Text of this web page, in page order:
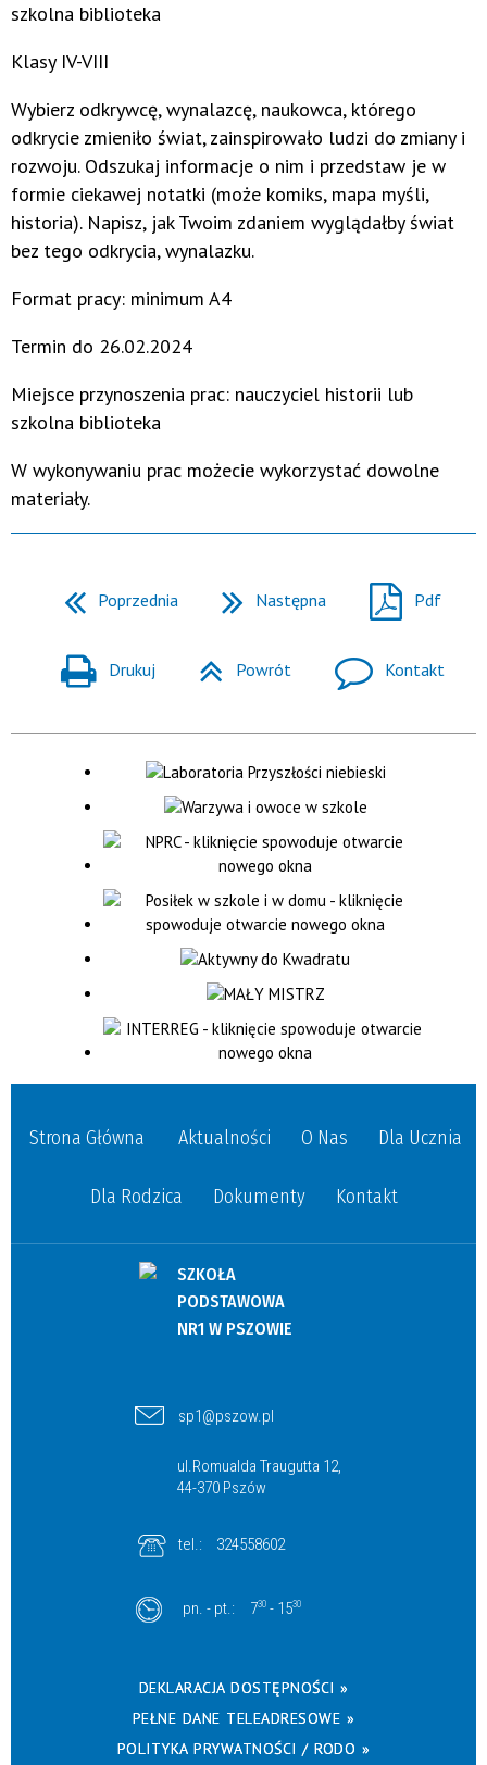
szkolna biblioteka
Klasy IV-VIII
Wybierz odkrywcę, wynalazcę, naukowca, którego
odkrycie zmieniło świat, zainspirowało ludzi do zmiany i
rozwoju. Odszukaj informacje o nim i przedstaw je w
formie ciekawej notatki (może komiks, mapa myśli,
historia). Napisz, jak Twoim zdaniem wyglądałby świat
bez tego odkrycia, wynalazku.
Format pracy: minimum A4
Termin do 26.02.2024
Miejsce przynoszenia prac: nauczyciel historii lub
szkolna biblioteka
W wykonywaniu prac możecie wykorzystać dowolne
materiały.
Poprzednia Następna Pdf
Drukuj Powrót Kontakt
Strona Główna Aktualności O Nas Dla Ucznia
Dla Rodzica Dokumenty Kontakt
SZKOŁA
PODSTAWOWA
NR1 W PSZOWIE
sp1@pszow.pl
ul.Romualda Traugutta 12,
44-370 Pszów
tel.: 324558602
pn. - pt.: 730 - 1530
DEKLARACJA DOSTĘPNOŚCI »
PEŁNE DANE TELEADRESOWE »
POLITYKA PRYWATNOŚCI / RODO »